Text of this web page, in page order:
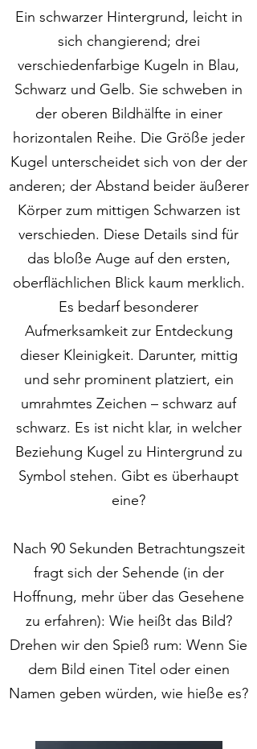
Ein schwarzer Hintergrund, leicht in
sich changierend; drei
verschiedenfarbige Kugeln in Blau,
Schwarz und Gelb. Sie schweben in
der oberen Bildhälfte in einer
horizontalen Reihe. Die Größe jeder
Kugel unterscheidet sich von der der
anderen; der Abstand beider äußerer
Körper zum mittigen Schwarzen ist
verschieden. Diese Details sind für
das bloße Auge auf den ersten,
oberflächlichen Blick kaum merklich.
Es bedarf besonderer
Aufmerksamkeit zur Entdeckung
dieser Kleinigkeit. Darunter, mittig
und sehr prominent platziert, ein
umrahmtes Zeichen – schwarz auf
schwarz. Es ist nicht klar, in welcher
Beziehung Kugel zu Hintergrund zu
Symbol stehen. Gibt es überhaupt
eine?
Nach 90 Sekunden Betrachtungszeit
fragt sich der Sehende (in der
Hoffnung, mehr über das Gesehene
zu erfahren): Wie heißt das Bild?
Drehen wir den Spieß rum: Wenn Sie
dem Bild einen Titel oder einen
Namen geben würden, wie hieße es?